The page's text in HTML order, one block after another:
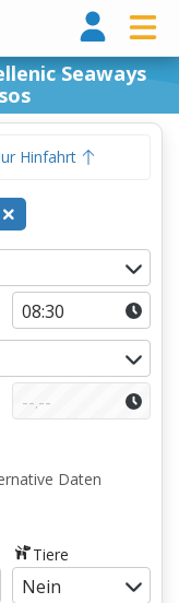
Seaways
Hinfahrt
Daten
Tiere